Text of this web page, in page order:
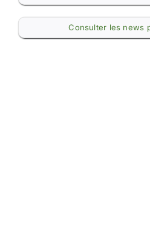
Consulter les news